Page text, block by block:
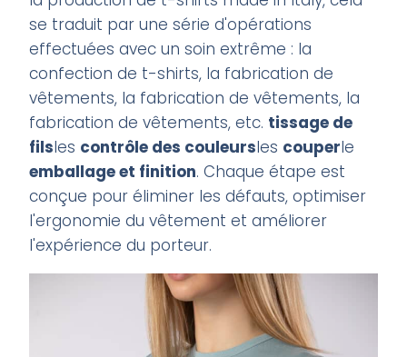
se traduit par une série d'opérations
effectuées avec un soin extrême : la
confection de t-shirts, la fabrication de
vêtements, la fabrication de vêtements, la
fabrication de vêtements, etc. tissage de
filsles contrôle des couleursles couperle
emballage et finition. Chaque étape est
conçue pour éliminer les défauts, optimiser
l'ergonomie du vêtement et améliorer
l'expérience du porteur.